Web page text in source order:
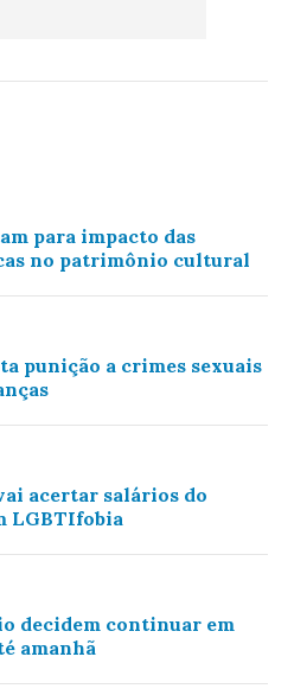
para impacto das
no patrimônio cultural
punição a crimes sexuais
acertar salários do
LGBTIfobia
decidem continuar em
amanhã